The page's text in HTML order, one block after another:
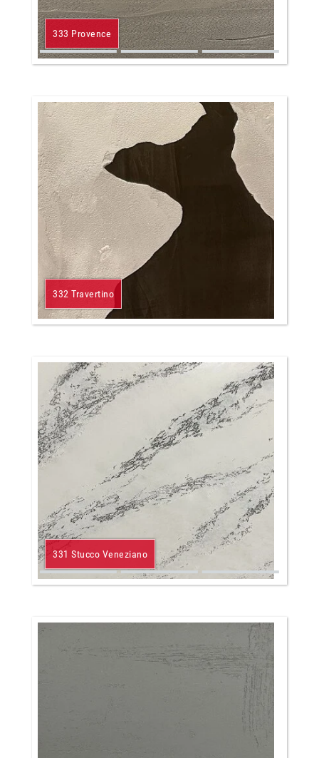
333 Provence
332 Travertino
331 Stucco Veneziano